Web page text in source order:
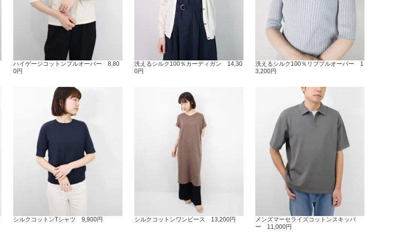
ハイゲージコットンプルオーバー 8,80
0円
洗えるシルク100％カーディガン 14,30
0円
洗えるシルク100％リブプルオーバー 1
3,200円
シルクコットンTシャツ 9,900円 シルクコットンワンピース 13,200円
メンズマーセライズコットンスキッパ
ー 11,000円